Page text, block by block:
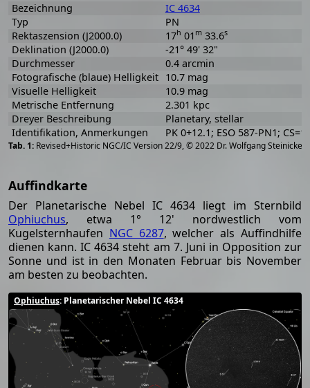
Revised+Historic NGC/IC Version 22/9, © 2022 Dr. Wolfgang Steinicke
Bezeichnung
IC 4634
Typ
PN
Rektaszension (J2000.0)
17h 01 m33.6s
Deklination (J2000.0)
-21° 49' 32"
Durchmesser
0.4 arcmin
Fotografische (blaue) Helligkeit 10.7 mag
Visuelle Helligkeit
10.9 mag
Metrische Entfernung
2.301 kpc
Dreyer Beschreibung
Planetary, stellar
Identifikation, Anmerkungen
PK 0+12.1; ESO 587-PN1;
Auffindkarte
Der Planetarische Nebel IC 4634 liegt im Sternbild
Ophiuchus, etwa 1° 12' nordwestlich vom
Kugelsternhaufen NGC 6287, welcher als Auffindhilfe
dienen kann. IC 4634 steht am 7. Juni in Opposition zur
Sonne und ist in den Monaten Februar bis November
am besten zu beobachten.
Ophiuchus: Planetarischer Nebel IC 4634